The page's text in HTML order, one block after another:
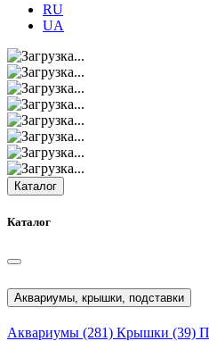
RU
UA
Каталог
Каталог
Аквариумы, крышки, подставки
Аквариумы (281) Крышки (39)